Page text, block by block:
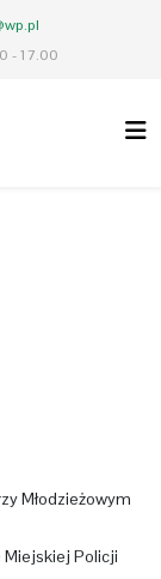
- 17.00
Młodzieżowym
Miejskiej Policji